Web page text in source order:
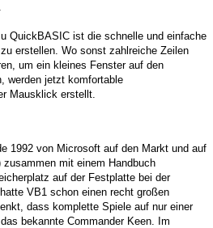
QuickBASIC ist die schnelle und einfache
erstellen. Wo sonst zahlreiche Zeilen
um ein kleines Fenster auf den
werden jetzt komfortable
Mausklick erstellt.
1992 von Microsoft auf den Markt und auf
mit einem Handbuch
auf der Festplatte bei der
VB1 schon einen recht großen
dass komplette Spiele auf nur einer
bekannte Commander Keen. Im